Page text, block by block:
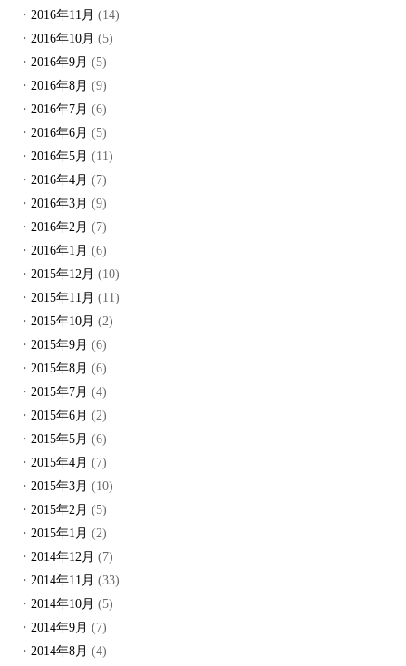
2016年11月 (14)
2016年10月 (5)
2016年9月 (5)
2016年8月 (9)
2016年7月 (6)
2016年6月 (5)
2016年5月 (11)
2016年4月 (7)
2016年3月 (9)
2016年2月 (7)
2016年1月 (6)
2015年12月 (10)
2015年11月 (11)
2015年10月 (2)
2015年9月 (6)
2015年8月 (6)
2015年7月 (4)
2015年6月 (2)
2015年5月 (6)
2015年4月 (7)
2015年3月 (10)
2015年2月 (5)
2015年1月 (2)
2014年12月 (7)
2014年11月 (33)
2014年10月 (5)
2014年9月 (7)
2014年8月 (4)